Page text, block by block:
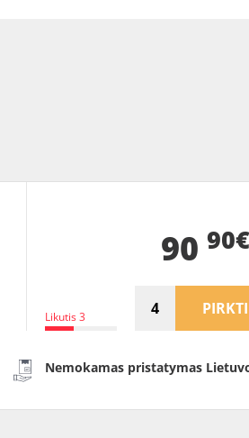
Likutis 3
90 90€
PIRKTI
Nemokamas pristatymas